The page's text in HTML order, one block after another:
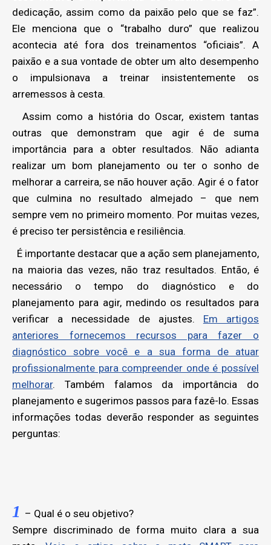
dedicação, assim como da paixão pelo que se faz”.
Ele menciona que o “trabalho duro” que realizou
acontecia até fora dos treinamentos “oficiais”. A
paixão e a sua vontade de obter um alto desempenho
o impulsionava a treinar insistentemente os
arremessos à cesta.
Assim como a história do Oscar, existem tantas
outras que demonstram que agir é de suma
importância para a obter resultados. Não adianta
realizar um bom planejamento ou ter o sonho de
melhorar a carreira, se não houver ação. Agir é o fator
que culmina no resultado almejado – que nem
sempre vem no primeiro momento. Por muitas vezes,
é preciso ter persistência e resiliência.
É importante destacar que a ação sem planejamento,
na maioria das vezes, não traz resultados. Então, é
necessário o tempo do diagnóstico e do
planejamento para agir, medindo os resultados para
verificar a necessidade de ajustes. Em artigos
anteriores fornecemos recursos para fazer o
diagnóstico sobre você e a sua forma de atuar
profissionalmente para compreender onde é possível
melhorar. Também falamos da importância do
planejamento e sugerimos passos para fazê-lo. Essas
informações todas deverão responder as seguintes
perguntas:
1 – Qual é o seu objetivo?
Sempre discriminado de forma muito clara a sua